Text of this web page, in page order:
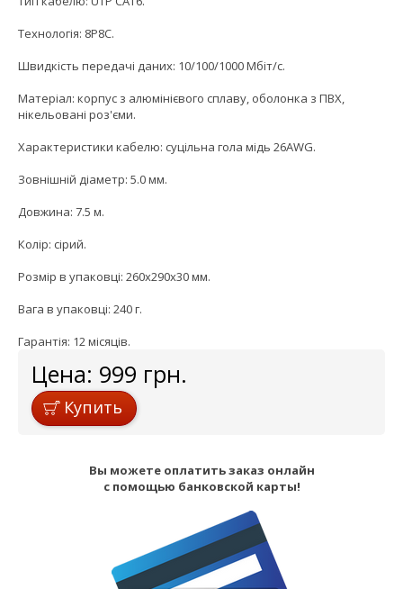
Технологія: 8P8C.
Швидкість передачі даних: 10/100/1000 Мбіт/с.
Матеріал: корпус з алюмінієвого сплаву, оболонка з ПВХ,
нікельовані роз'єми.
Характеристики кабелю: суцільна гола мідь 26AWG.
Зовнішній діаметр: 5.0 мм.
Довжина: 7.5 м.
Колір: сірий.
Розмір в упаковці: 260x290x30 мм.
Вага в упаковці: 240 г.
Гарантія: 12 місяців.
Цена: 999 грн.
Купить
Вы можете оплатить заказ онлайн
с помощью банковской карты!